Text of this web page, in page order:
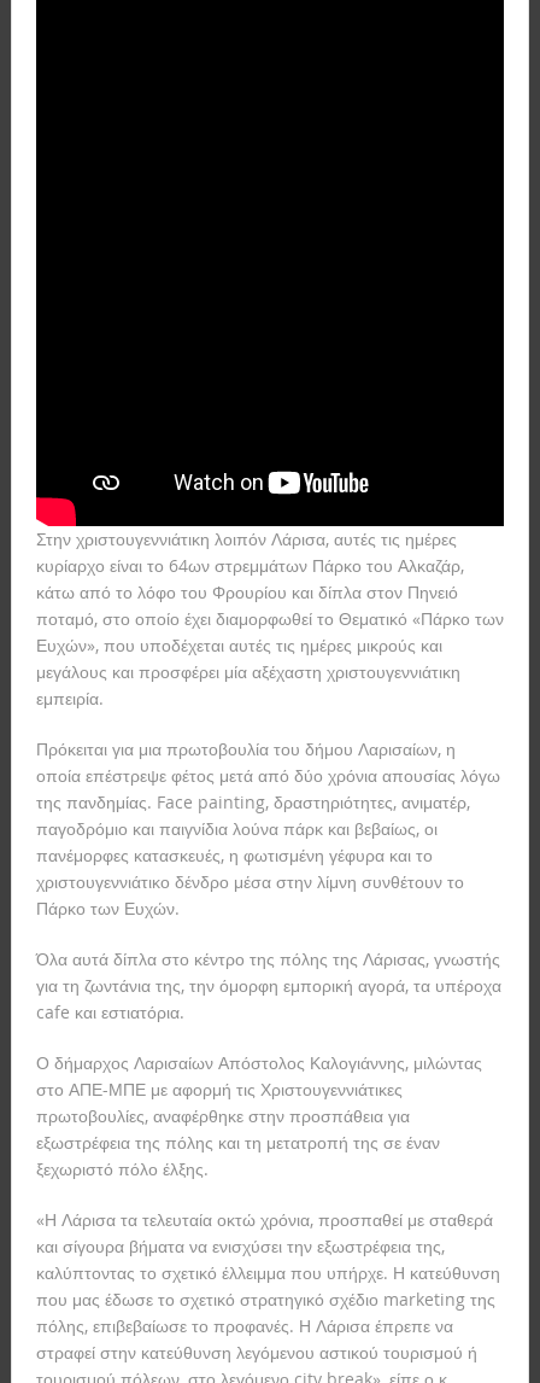
Στην χριστουγεννιάτικη λοιπόν Λάρισα, αυτές τις ημέρες
κυρίαρχο είναι το 64ων στρεμμάτων Πάρκο του Αλκαζάρ,
κάτω από το λόφο του Φρουρίου και δίπλα στον Πηνειό
ποταμό, στο οποίο έχει διαμορφωθεί το Θεματικό «Πάρκο των
Ευχών», που υποδέχεται αυτές τις ημέρες μικρούς και
μεγάλους και προσφέρει μία αξέχαστη χριστουγεννιάτικη
εμπειρία.
Πρόκειται για μια πρωτοβουλία του δήμου Λαρισαίων, η
οποία επέστρεψε φέτος μετά από δύο χρόνια απουσίας λόγω
της πανδημίας. Face painting, δραστηριότητες, ανιματέρ,
παγοδρόμιο και παιγνίδια λούνα πάρκ και βεβαίως, οι
πανέμορφες κατασκευές, η φωτισμένη γέφυρα και το
χριστουγεννιάτικο δένδρο μέσα στην λίμνη συνθέτουν το
Πάρκο των Ευχών.
Όλα αυτά δίπλα στο κέντρο της πόλης της Λάρισας, γνωστής
για τη ζωντάνια της, την όμορφη εμπορική αγορά, τα υπέροχα
cafe και εστιατόρια.
Ο δήμαρχος Λαρισαίων Απόστολος Καλογιάννης, μιλώντας
στο ΑΠΕ-ΜΠΕ με αφορμή τις Χριστουγεννιάτικες
πρωτοβουλίες, αναφέρθηκε στην προσπάθεια για
εξωστρέφεια της πόλης και τη μετατροπή της σε έναν
ξεχωριστό πόλο έλξης.
«Η Λάρισα τα τελευταία οκτώ χρόνια, προσπαθεί με σταθερά
και σίγουρα βήματα να ενισχύσει την εξωστρέφεια της,
καλύπτοντας το σχετικό έλλειμμα που υπήρχε. Η κατεύθυνση
που μας έδωσε το σχετικό στρατηγικό σχέδιο marketing της
πόλης, επιβεβαίωσε το προφανές. Η Λάρισα έπρεπε να
στραφεί στην κατεύθυνση λεγόμενου αστικού τουρισμού ή